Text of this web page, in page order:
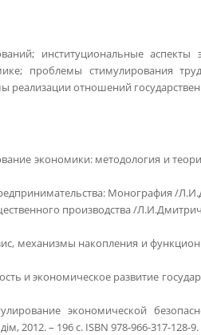
институциональные
проблемы стимулирования
реализации отношений
экономики: методология и
Монография /
производства /
механизмы накопления и
и экономическое развитие
экономической
2012. – 196 с. ISBN 978-966-317-128-9.